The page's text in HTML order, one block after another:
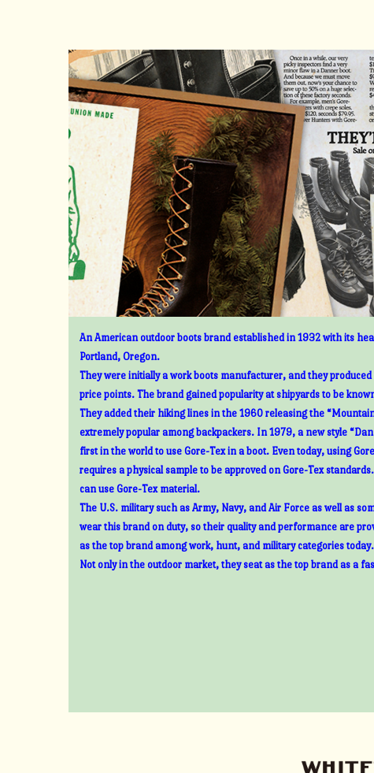
An American outdoor boots brand established in 1932 with its
Portland, Oregon.
They were initially a work boots manufacturer, and they
price points. The brand gained popularity at shipyards to be
They added their hiking lines in the 1960 releasing the
extremely popular among backpackers. In 1979, a new style
first in the world to use Gore-Tex in a boot. Even today, using
requires a physical sample to be approved on Gore-Tex
can use Gore-Tex material.
The U.S. military such as Army, Navy, and Air Force as well as
wear this brand on duty, so their quality and performance are
as the top brand among work, hunt, and military categories today.
Not only in the outdoor market, they seat as the top brand as a